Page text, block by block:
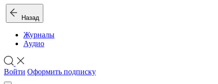
Назад
Журналы
Аудио
Войти Оформить подписку